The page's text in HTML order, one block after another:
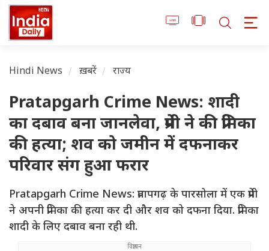
Hindi News ख़बरें राज्य
Pratapgarh Crime News: शादी
का दबाव बना जानलेवा, प्रेमी ने की प्रेमिका
की हत्या; शव को जमीन में दफनाकर
परिवार संग हुआ फरार
Pratapgarh Crime News: प्रतापगढ़ के पारसोला में एक प्रेमी
ने अपनी प्रेमिका की हत्या कर दी और शव को दफना दिया. प्रेमिका
शादी के लिए दबाव बना रही थी.